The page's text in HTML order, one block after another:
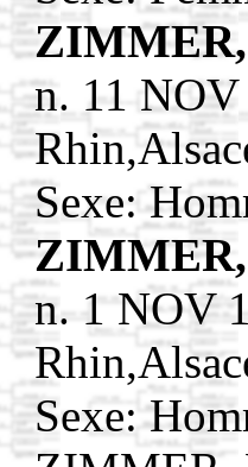
n. 11 NOV
Sexe:
n. 1 NOV
Sexe: